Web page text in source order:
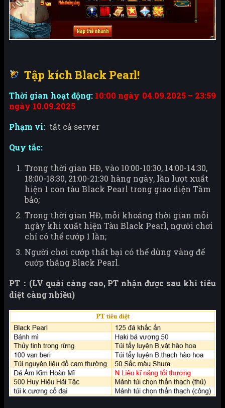
Tập kích Black Pearl!
Thời gian hoạt động: 10:00 ngày 04.09.2025 – 23:59
ngày 10.09.2025
Phạm vi: tất cả server
Quy tắc:
Trong thời gian HĐ, vào 10:00-10:30, 14:00-14:30,
18:00-18:30, 21:00-21:30 hàng ngày, lần lượt xuất
hiện 1 con tàu Black Pearl trong giao diện Tầm
bảo;
Trong thời gian HĐ, mỗi khoảng thời gian mỗi
ngày khi xuất hiện Tàu Black Pearl, người chơi
chỉ có thể cướp 1 lần;
Người chơi cướp thất bại có thể dùng vàng để
cướp thắng Black Pearl.
PT：(LV quái càng cao, PT nhận được sau khi tiêu
diệt càng nhiều)